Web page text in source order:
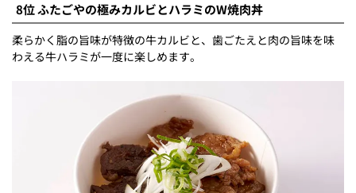
8位 ふたごやの極みカルビとハラミのW焼肉丼
柔らかく脂の旨味が特徴の牛カルビと、歯ごたえと肉の旨味を味
わえる牛ハラミが一度に楽しめます。